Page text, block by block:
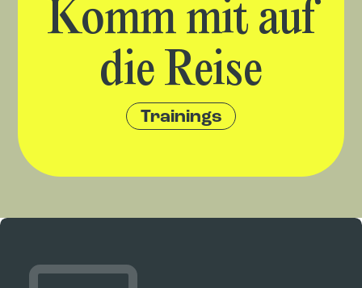
Trainings